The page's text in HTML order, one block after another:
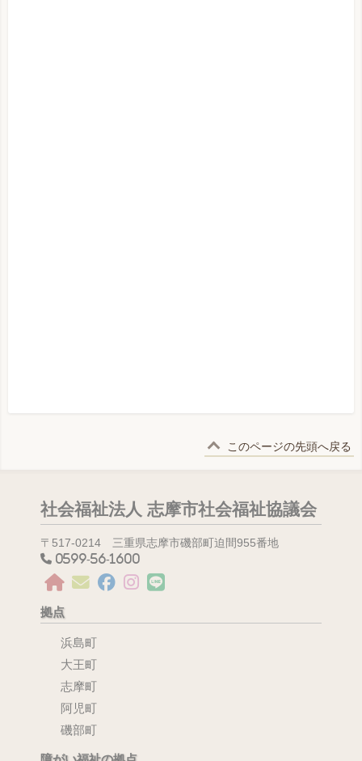
このページの先頭へ戻る
社会福祉法人 志摩市社会福祉協議会
〒517-0214 三重県志摩市磯部町迫間955番地
0599-56-1600
拠点
浜島町
大王町
志摩町
阿児町
磯部町